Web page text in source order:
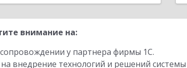
внимание на:
у партнера фирмы 1С.
внедрение технологий и решений